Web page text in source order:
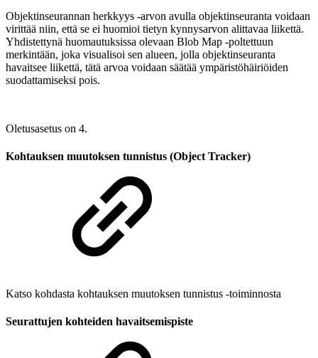
Objektinseurannan herkkyys -arvon avulla objektinseuranta voidaan
virittää niin, että se ei huomioi tietyn kynnysarvon alittavaa liikettä.
Yhdistettynä huomautuksissa olevaan Blob Map -poltettuun
merkintään, joka visualisoi sen alueen, jolla objektinseuranta
havaitsee liikettä, tätä arvoa voidaan säätää ympäristöhäiriöiden
suodattamiseksi pois.
Oletusasetus on 4.
Kohtauksen muutoksen tunnistus (Object Tracker)
Katso kohdasta kohtauksen muutoksen tunnistus -toiminnosta
Seurattujen kohteiden havaitsemispiste